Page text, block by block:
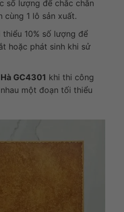
số lượng để chắc chắn
cùng 1 lô sản xuất.
10% số lượng để
hoặc phát sinh khi sử
GC4301 khi thi công
một đoạn tối thiểu